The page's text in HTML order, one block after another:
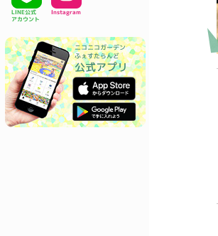
Instagram
LINE公式
アカウント
ニコニコガーデン
ふぇすたらんど
公式アプリ